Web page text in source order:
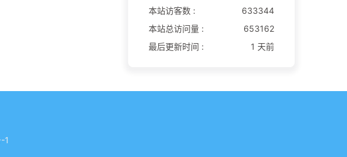
本站访客数 :
633344
本站总访问量 :
653162
最后更新时间 :
1 天前
1